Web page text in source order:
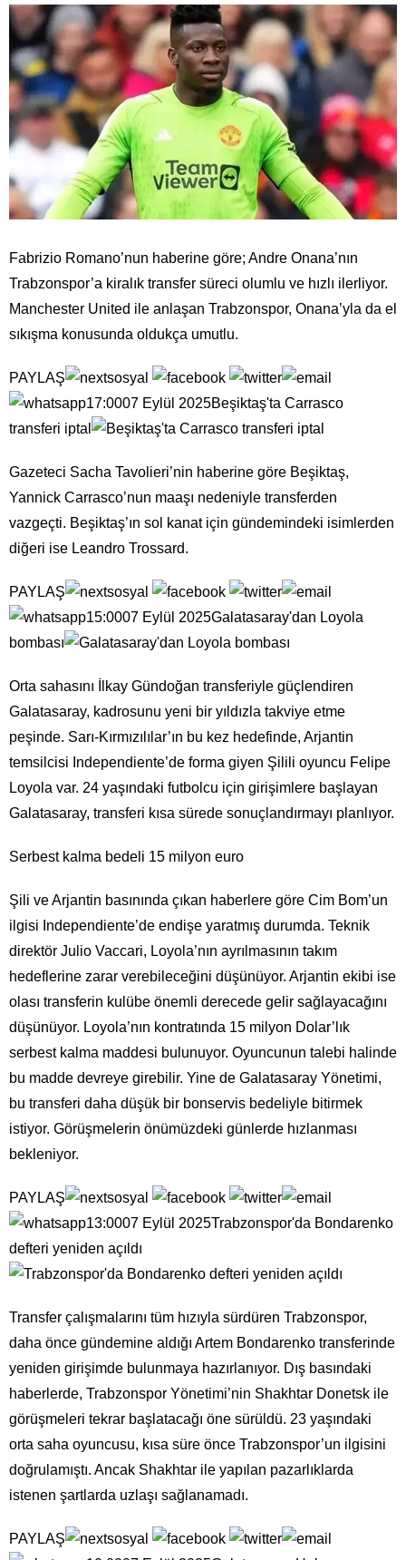
Fabrizio Romano’nun haberine göre; Andre Onana’nın
Trabzonspor’a kiralık transfer süreci olumlu ve hızlı ilerliyor.
Manchester United ile anlaşan Trabzonspor, Onana’yla da el
sıkışma konusunda oldukça umutlu.
PAYLAŞ
17:0007 Eylül 2025Beşiktaş'ta Carrasco
transferi iptal
Gazeteci Sacha Tavolieri’nin haberine göre Beşiktaş,
Yannick Carrasco’nun maaşı nedeniyle transferden
vazgeçti. Beşiktaş’ın sol kanat için gündemindeki isimlerden
diğeri ise Leandro Trossard.
PAYLAŞ
15:0007 Eylül 2025Galatasaray'dan Loyola
bombası
Orta sahasını İlkay Gündoğan transferiyle güçlendiren
Galatasaray, kadrosunu yeni bir yıldızla takviye etme
peşinde. Sarı-Kırmızılılar’ın bu kez hedefinde, Arjantin
temsilcisi Independiente’de forma giyen Şilili oyuncu Felipe
Loyola var. 24 yaşındaki futbolcu için girişimlere başlayan
Galatasaray, transferi kısa sürede sonuçlandırmayı planlıyor.
Serbest kalma bedeli 15 milyon euro
Şili ve Arjantin basınında çıkan haberlere göre Cim Bom’un
ilgisi Independiente’de endişe yaratmış durumda. Teknik
direktör Julio Vaccari, Loyola’nın ayrılmasının takım
hedeflerine zarar verebileceğini düşünüyor. Arjantin ekibi ise
olası transferin kulübe önemli derecede gelir sağlayacağını
düşünüyor. Loyola’nın kontratında 15 milyon Dolar’lık
serbest kalma maddesi bulunuyor. Oyuncunun talebi halinde
bu madde devreye girebilir. Yine de Galatasaray Yönetimi,
bu transferi daha düşük bir bonservis bedeliyle bitirmek
istiyor. Görüşmelerin önümüzdeki günlerde hızlanması
bekleniyor.
PAYLAŞ
13:0007 Eylül 2025Trabzonspor'da Bondarenko
defteri yeniden açıldı
Transfer çalışmalarını tüm hızıyla sürdüren Trabzonspor,
daha önce gündemine aldığı Artem Bondarenko transferinde
yeniden girişimde bulunmaya hazırlanıyor. Dış basındaki
haberlerde, Trabzonspor Yönetimi’nin Shakhtar Donetsk ile
görüşmeleri tekrar başlatacağı öne sürüldü. 23 yaşındaki
orta saha oyuncusu, kısa süre önce Trabzonspor’un ilgisini
doğrulamıştı. Ancak Shakhtar ile yapılan pazarlıklarda
istenen şartlarda uzlaşı sağlanamadı.
PAYLAŞ